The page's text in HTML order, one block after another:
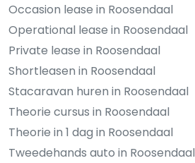
Occasion lease in Roosendaal
Operational lease in Roosendaal
Private lease in Roosendaal
Shortleasen in Roosendaal
Stacaravan huren in Roosendaal
Theorie cursus in Roosendaal
Theorie in 1 dag in Roosendaal
Tweedehands auto in Roosendaal